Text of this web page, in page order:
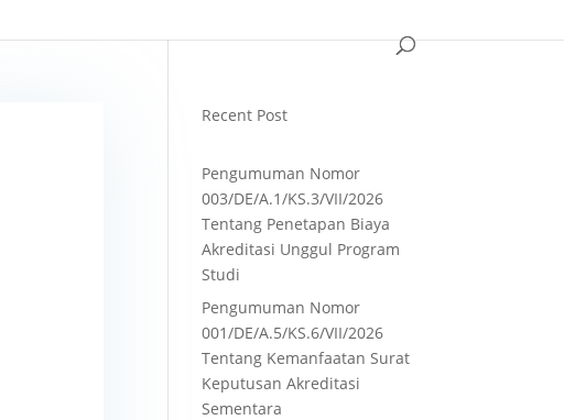
Recent Post
Pengumuman Nomor
003/DE/A.1/KS.3/VII/2026
Tentang Penetapan Biaya
Akreditasi Unggul Program
Studi
Pengumuman Nomor
001/DE/A.5/KS.6/VII/2026
Tentang Kemanfaatan Surat
Keputusan Akreditasi
Sementara